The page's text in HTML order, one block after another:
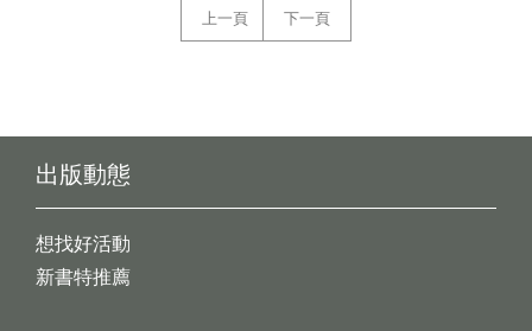
上一頁 下一頁
出版動態
想找好活動
新書特推薦